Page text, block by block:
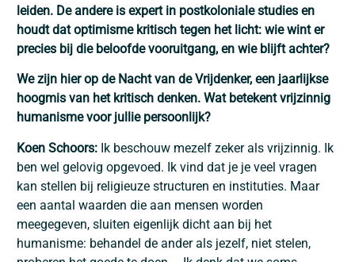
leiden. De andere is expert in postkoloniale studies en
houdt dat optimisme kritisch tegen het licht: wie wint er
precies bij die beloofde vooruitgang, en wie blijft achter?
We zijn hier op de Nacht van de Vrijdenker, een jaarlijkse
hoogmis van het kritisch denken. Wat betekent vrijzinnig
humanisme voor jullie persoonlijk?
Koen Schoors: Ik beschouw mezelf zeker als vrijzinnig. Ik
ben wel gelovig opgevoed. Ik vind dat je je veel vragen
kan stellen bij religieuze structuren en instituties. Maar
een aantal waarden die aan mensen worden
meegegeven, sluiten eigenlijk dicht aan bij het
humanisme: behandel de ander als jezelf, niet stelen,